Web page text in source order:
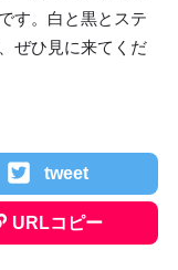
す。白と黒とステ
ぜひ見に来てくだ
tweet
URLコピー